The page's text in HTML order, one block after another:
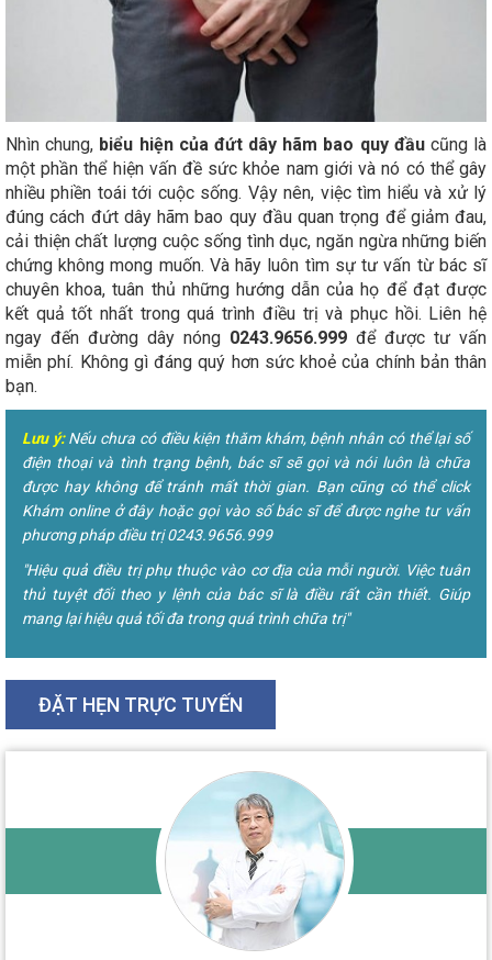
Nhìn chung, biểu hiện của đứt dây hãm bao quy đầucũng là
một phần thể hiện vấn đề sức khỏe nam giới và nó có thể gây
nhiều phiền toái tới cuộc sống. Vậy nên, việc tìm hiểu và xử lý
đúng cách đứt dây hãm bao quy đầu quan trọng để giảm đau,
cải thiện chất lượng cuộc sống tình dục, ngăn ngừa những biến
chứng không mong muốn. Và hãy luôn tìm sự tư vấn từ bác sĩ
chuyên khoa, tuân thủ những hướng dẫn của họ để đạt được
kết quả tốt nhất trong quá trình điều trị và phục hồi. Liên hệ
ngay đến đường dây nóng 0243.9656.999 để được tư vấn
miễn phí. Không gì đáng quý hơn sức khoẻ của chính bản thân
bạn.
Lưu ý:Nếu chưa có điều kiện thăm khám, bệnh nhân có thể lại số
điện thoại và tình trạng bệnh, bác sĩ sẽ gọi và nói luôn là chữa
được hay không để tránh mất thời gian. Bạn cũng có thể click
Khám online ở đây hoặc gọi vào số bác sĩ để được nghe tư vấn
phương pháp điều trị 0243.9656.999
"Hiệu quả điều trị phụ thuộc vào cơ địa của mỗi người. Việc tuân
thủ tuyệt đối theo y lệnh của bác sĩ là điều rất cần thiết. Giúp
mang lại hiệu quả tối đa trong quá trình chữa trị"
ĐẶT HẸN TRỰC TUYẾN